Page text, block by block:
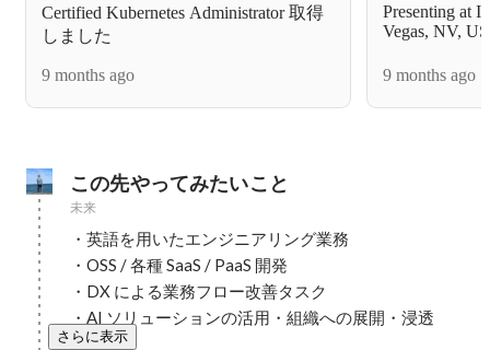
Certified Kubernetes Administrator 取得
しました
9 months ago
Presenting at
Vegas, NV,
9 months ago
この先やってみたいこと
未来
・英語を用いたエンジニアリング業務
・OSS / 各種 SaaS / PaaS 開発
・DX による業務フロー改善タスク
・AI ソリューションの活用・組織への展開・浸透
さらに表示